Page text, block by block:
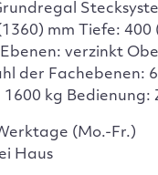
mm Tiefe: 400
verzinkt
der Fachebenen:
1600 kg Bedienung:
(Mo.-Fr.)
Haus